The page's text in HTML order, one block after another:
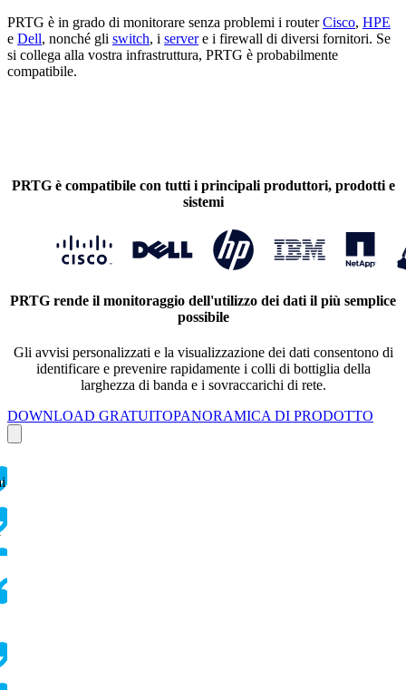
PRTG è in grado di monitorare senza problemi i routerCisco, HPE
e Dell, nonché gli switch, i servere i firewall di diversi fornitori. Se
si collega alla vostra infrastruttura, PRTG è probabilmente
compatibile.
PRTG è compatibile con tutti i principali produttori, prodotti e
sistemi
PRTG rende il monitoraggio dell'utilizzo dei dati il più semplice
possibile
Gli avvisi personalizzati e la visualizzazione dei dati consentono di
identificare e prevenire rapidamente i colli di bottiglia della
larghezza di banda e i sovraccarichi di rete.
DOWNLOAD GRATUITOPANORAMICA DI PRODOTTO